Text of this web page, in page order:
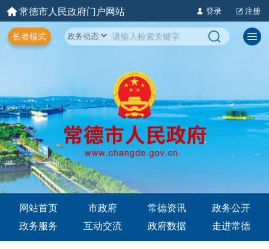
常德市人民政府门户网站 登录 注册
长者模式
网站首页 市政府 常德资讯
政务公开
政务服务
互动交流 政府数据 走进常德